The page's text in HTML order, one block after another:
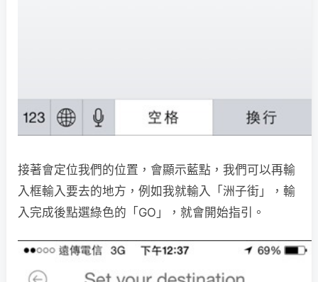
接著會定位我們的位置，會顯示藍點，我們可以再輸
入框輸入要去的地方，例如我就輸入「洲子街」，輸
入完成後點選綠色的「GO」，就會開始指引。